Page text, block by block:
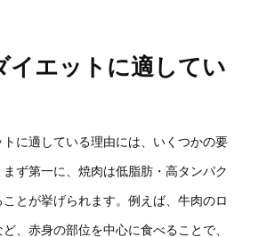
イエットに適してい
に適している理由には、いくつかの要
ず第一に、焼肉は低脂肪・高タンパク
とが挙げられます。例えば、牛肉のロ
、赤身の部位を中心に食べることで、